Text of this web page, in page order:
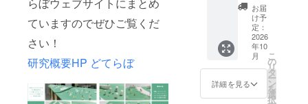
ていますのでぜひご覧くだ
さい！
研究概要HP どてらぼ
ト
BEER
Picinic
で使え
る700円
チケッ
ト ・イ
ベント
円チ
ケット
×3枚】
感謝の
気持ち
を込め
て、お
礼の
メッ
お届
け予
定：
2026
年10
月
詳細を見る
こ
の
リ
タ
ー
ン
を
選
択